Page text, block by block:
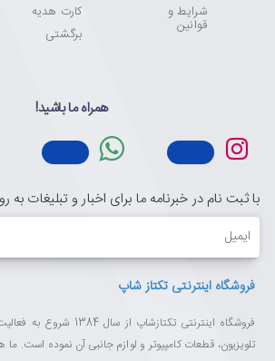
شرایط و
قوانین
کارت هدیه
برگشتی
همراه ما باشید!
با ثبت نام در خبرنامه ما برای اخبار و تبلیغات به
ایمیل
فروشگاه اینترنتی تکتاز شاپ
فروشگاه اینترنتی تکتازشاپ
تلویزیون، قطعات کامپیوتر و لوازم جانبی آن نموده است.